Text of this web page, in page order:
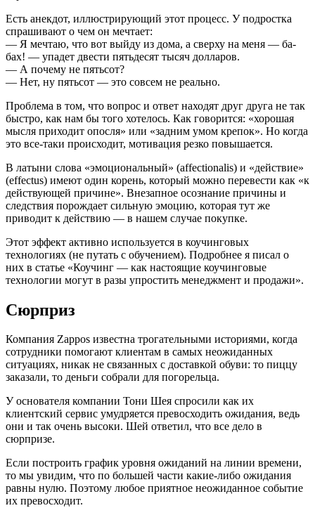
Есть анекдот, иллюстрирующий этот процесс. У подростка
спрашивают о чем он мечтает:
— Я мечтаю, что вот выйду из дома, а сверху на меня — ба-
бах! — упадет двести пятьдесят тысяч долларов.
— А почему не пятьсот?
— Нет, ну пятьсот — это совсем не реально.
Проблема в том, что вопрос и ответ находят друг друга не так
быстро, как нам бы того хотелось. Как говорится: «хорошая
мысля приходит опосля» или «задним умом крепок». Но когда
это все-таки происходит, мотивация резко повышается.
В латыни слова «эмоциональный» (affectionalis) и «действие»
(effectus) имеют один корень, который можно перевести как «к
действующей причине». Внезапное осознание причины и
следствия порождает сильную эмоцию, которая тут же
приводит к действию — в нашем случае покупке.
Этот эффект активно используется в коучинговых
технологиях (не путать с обучением). Подробнее я писал о
них в статье «Коучинг — как настоящие коучинговые
технологии могут в разы упростить менеджмент и продажи».
Сюрприз
Компания Zappos известна трогательными историями, когда
сотрудники помогают клиентам в самых неожиданных
ситуациях, никак не связанных с доставкой обуви: то пиццу
заказали, то деньги собрали для погорельца.
У основателя компании Тони Шея спросили как их
клиентский сервис умудряется превосходить ожидания, ведь
они и так очень высоки. Шей ответил, что все дело в
сюрпризе.
Если построить график уровня ожиданий на линии времени,
то мы увидим, что по большей части какие-либо ожидания
равны нулю. Поэтому любое приятное неожиданное событие
их превосходит.